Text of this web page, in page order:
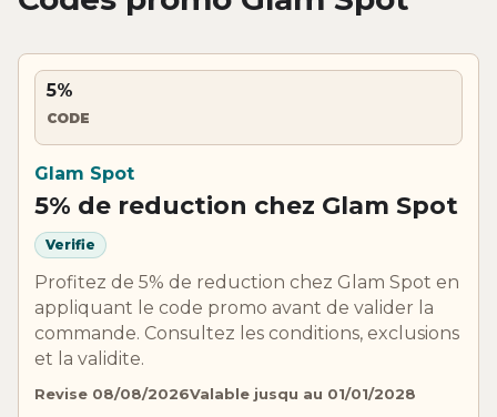
5%
CODE
Glam Spot
5% de reduction chez Glam Spot
Verifie
Profitez de 5% de reduction chez Glam Spot en
appliquant le code promo avant de valider la
commande. Consultez les conditions, exclusions
et la validite.
Revise 08/08/2026Valable jusqu au 01/01/2028